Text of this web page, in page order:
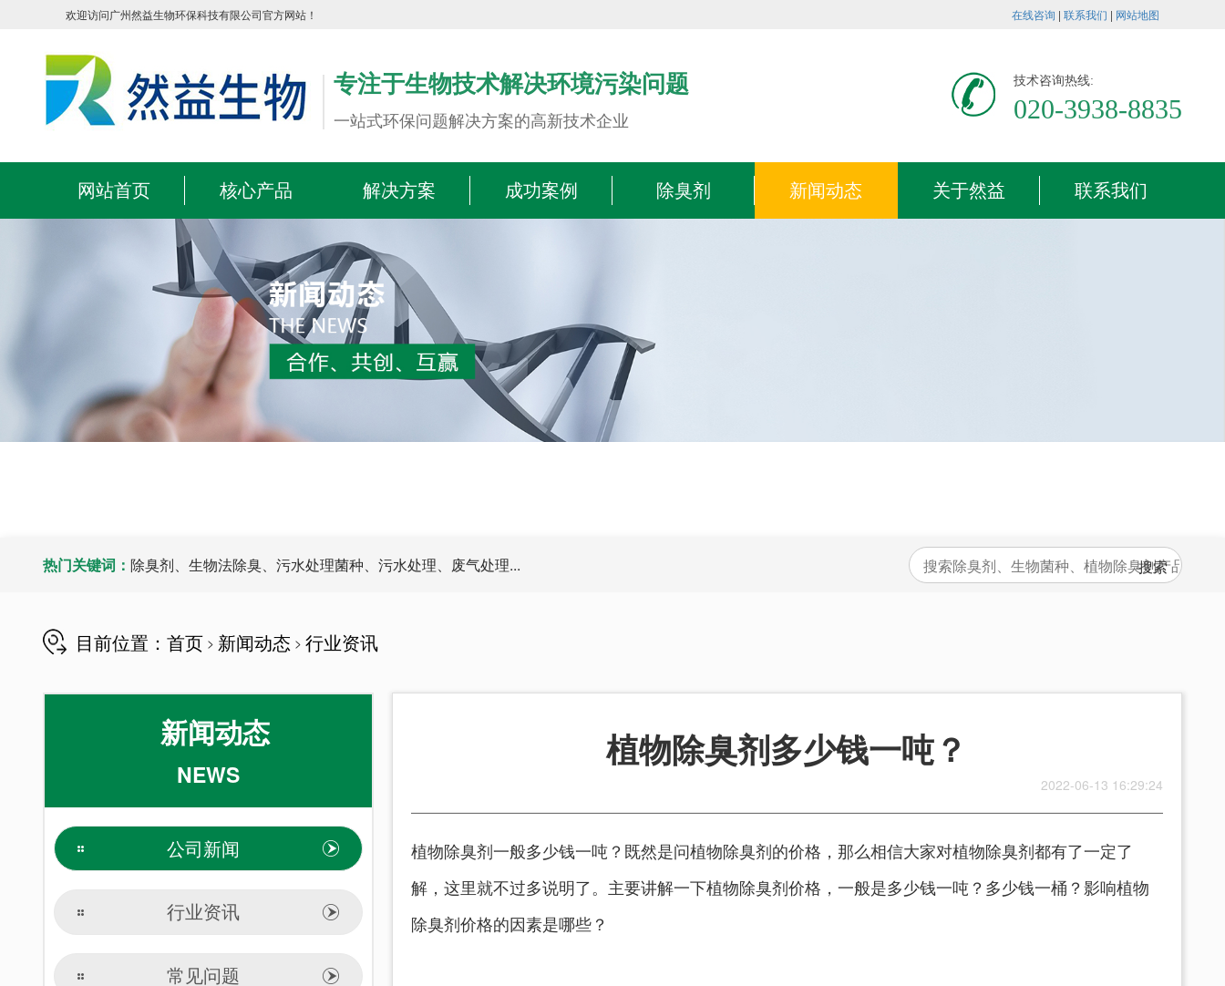
欢迎访问广州然益生物环保科技有限公司官方网站！ 在线咨询 | 联系我们 | 网站地图
专注于生物技术解决环境污染问题
一站式环保问题解决方案的高新技术企业
技术咨询热线:
020-3938-8835
网站首页 核心产品 解决方案 成功案例 除臭剂 新闻动态 关于然益 联系我们
热门关键词： 除臭剂、生物法除臭、污水处理菌种、污水处理、废气处理...
目前位置： 首页 > 新闻动态 > 行业资讯
新闻动态
NEWS
公司新闻
行业资讯
常见问题
植物除臭剂多少钱一吨？
2022-06-13 16:29:24
植物除臭剂一般多少钱一吨？既然是问植物除臭剂的价格，那么相信大家对植物除臭剂都有了一定了
解，这里就不过多说明了。主要讲解一下植物除臭剂价格，一般是多少钱一吨？多少钱一桶？影响植物
除臭剂价格的因素是哪些？